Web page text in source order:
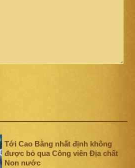
Tới Cao Bằng nhất định không
được bỏ qua Công viên Địa chất
Non nước